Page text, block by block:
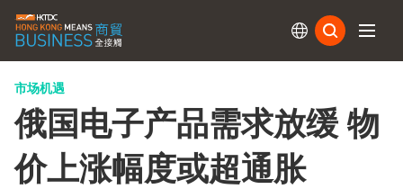
市场机遇
俄国电子产品需求放缓 物
价上涨幅度或超通胀